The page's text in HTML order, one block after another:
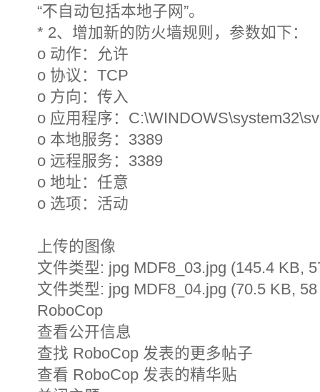
“不自动包括本地子网”。
* 2、增加新的防火墙规则，参数如下：
o 动作：允许
o 协议：TCP
o 方向：传入
o 应用程序：
o 本地服务：3389
o 远程服务：3389
o 地址：任意
o 选项：活动
上传的图像
文件类型: jpg MDF8_03.jpg (145.4 KB,
文件类型: jpg MDF8_04.jpg (70.5 KB,
RoboCop
查看公开信息
查找 RoboCop 发表的更多帖子
查看 RoboCop 发表的精华贴